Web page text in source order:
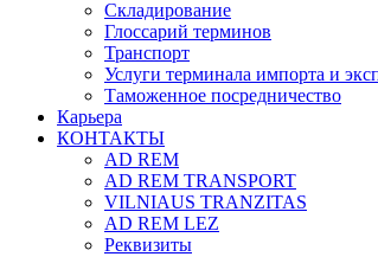
Складирование
Глоссарий терминов
Транспорт
Услуги терминала импорта и
Таможенное посредничество
Карьера
КОНТАКТЫ
AD REM
AD REM TRANSPORT
VILNIAUS TRANZITAS
AD REM LEZ
Реквизиты